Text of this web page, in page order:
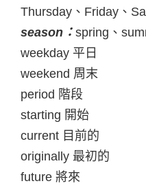
Thursday、Friday、
season ： spring、
weekday 平日
weekend 周末
period 階段
starting 開始
current 目前的
originally 最初的
future 將來